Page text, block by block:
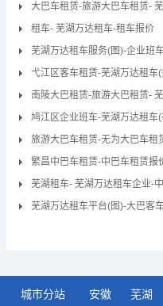
大巴车租赁-旅游大巴车租赁-
租车- 芜湖万达租车-租车报价
芜湖万达租车服务(图)-企业班
弋江区客车租赁-芜湖万达租车
南陵大巴租赁-旅游大巴租赁-
鸠江区企业班车-芜湖万达租车
旅游大巴车租赁-无为大巴车租
繁昌中巴车租赁-中巴车租赁报
芜湖租车- 芜湖万达租车企业-
芜湖万达租车平台(图)-大巴客
城市分站 安徽 芜湖